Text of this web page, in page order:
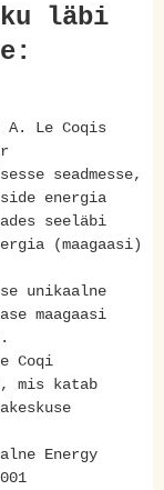
läbi
A. Le Coqis
seadmesse,
energia
seeläbi
(maagaasi)
unikaalne
maagaasi
Coqi
mis katab
Energy